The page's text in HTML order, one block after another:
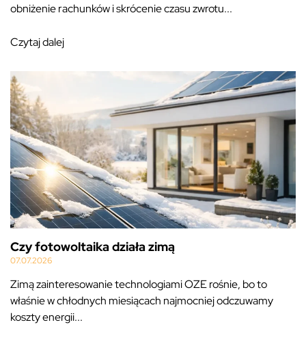
obniżenie rachunków i skrócenie czasu zwrotu...
Czytaj dalej
Czy fotowoltaika działa zimą
07.07.2026
Zimą zainteresowanie technologiami OZE rośnie, bo to
właśnie w chłodnych miesiącach najmocniej odczuwamy
koszty energii...